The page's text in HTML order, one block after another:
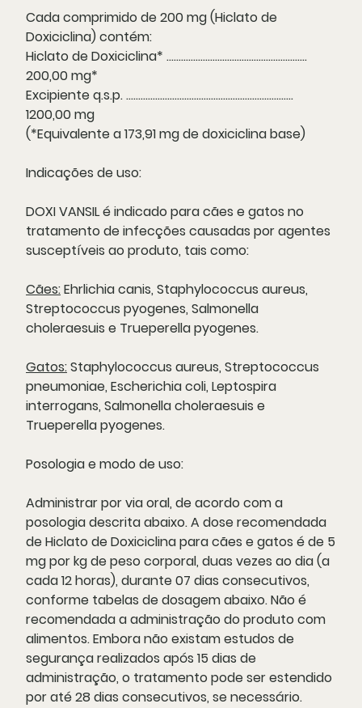
Cada comprimido de 200 mg (Hiclato de
Doxiciclina) contém:
Hiclato de Doxiciclina* ..........................................................
200,00 mg*
Excipiente q.s.p. .....................................................................
1200,00 mg
(*Equivalente a 173,91 mg de doxiciclina base)
Indicações de uso:
DOXI VANSIL é indicado para cães e gatos no
tratamento de infecções causadas por agentes
susceptíveis ao produto, tais como:
Cães:Ehrlichia canis, Staphylococcus aureus,
Streptococcus pyogenes, Salmonella
choleraesuis e Trueperella pyogenes.
Gatos:Staphylococcus aureus, Streptococcus
pneumoniae, Escherichia coli, Leptospira
interrogans, Salmonella choleraesuis e
Trueperella pyogenes.
Posologia e modo de uso:
Administrar por via oral, de acordo com a
posologia descrita abaixo. A dose recomendada
de Hiclato de Doxiciclina para cães e gatos é de 5
mg por kg de peso corporal, duas vezes ao dia (a
cada 12 horas), durante 07 dias consecutivos,
conforme tabelas de dosagem abaixo. Não é
recomendada a administração do produto com
alimentos. Embora não existam estudos de
segurança realizados após 15 dias de
administração, o tratamento pode ser estendido
por até 28 dias consecutivos, se necessário.